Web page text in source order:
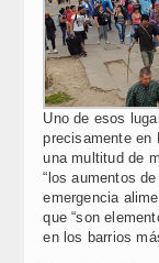
Uno de esos
precisamente en
una multitud de
“los aumentos
emergencia
que “son
en los barrios